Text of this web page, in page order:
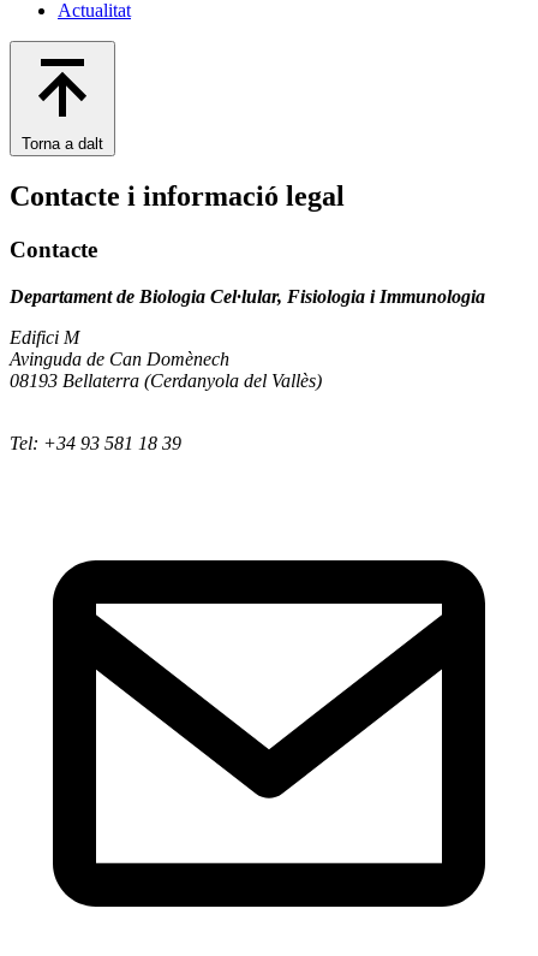
Actualitat
Torna a dalt
Contacte i informació legal
Contacte
Departament de Biologia Cel·lular, Fisiologia i Immunologia
Edifici M
Avinguda de Can Domènech
08193 Bellaterra (Cerdanyola del Vallès)
Tel: +34 93 581 18 39